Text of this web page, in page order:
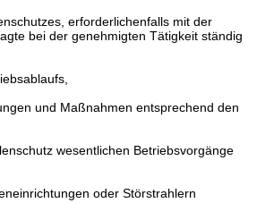
erforderlichenfalls mit der
bei der genehmigten Tätigkeit ständig
und Maßnahmen entsprechend den
wesentlichen Betriebsvorgänge
oder Störstrahlern